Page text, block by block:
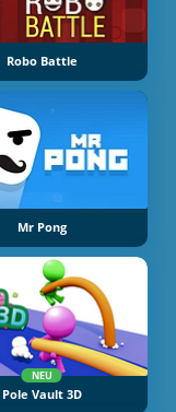
Robo Battle
Mr Pong
NEU
Pole Vault 3D